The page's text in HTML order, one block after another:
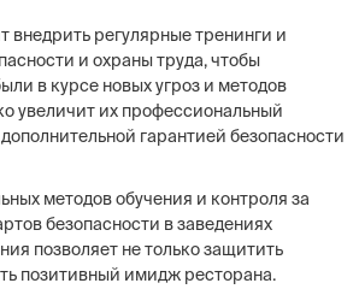
внедрить регулярные тренинги и
и охраны труда, чтобы
в курсе новых угроз и методов
увеличит их профессиональный
гарантией безопасности
методов обучения и контроля за
безопасности в заведениях
позволяет не только защитить
позитивный имидж ресторана.